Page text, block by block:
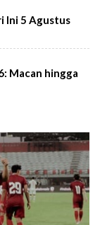
Ini 5 Agustus
Macan hingga